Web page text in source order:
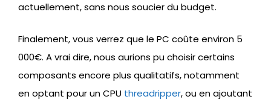
actuellement, sans nous soucier du budget.
Finalement, vous verrez que le PC coûte environ 5
000€. A vrai dire, nous aurions pu choisir certains
composants encore plus qualitatifs, notamment
en optant pour un CPU threadripper, ou en ajoutant